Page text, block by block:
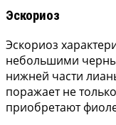
Эскориоз
Эскориоз
небольшими
нижней части
поражает не
приобретают